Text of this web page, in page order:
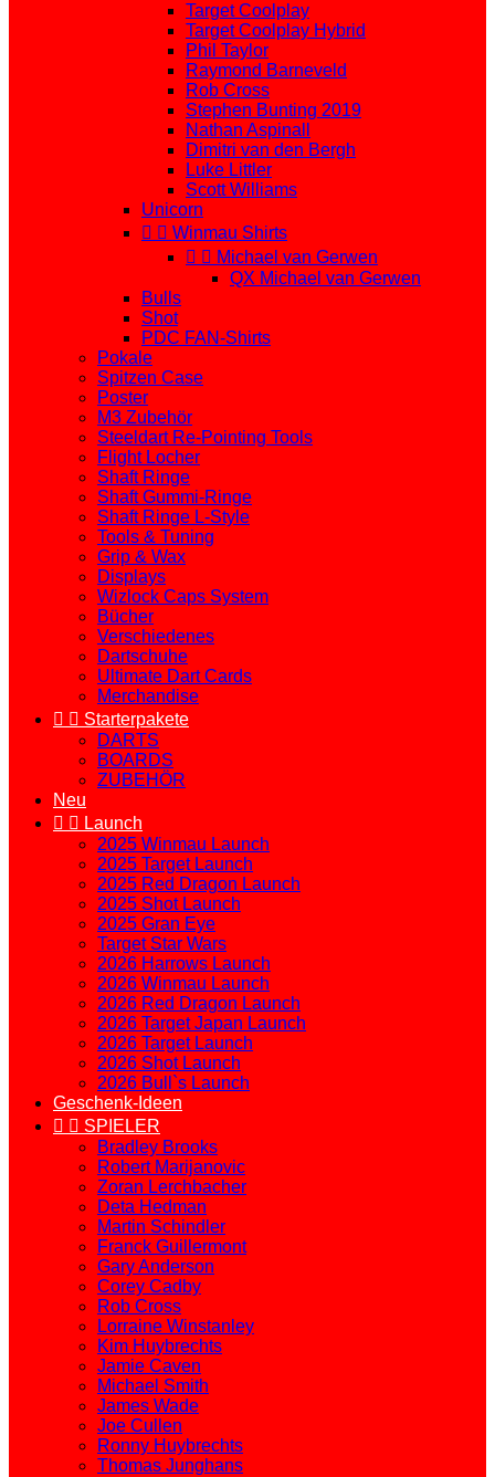
Target Coolplay
Target Coolplay Hybrid
Phil Taylor
Raymond Barneveld
Rob Cross
Stephen Bunting 2019
Nathan Aspinall
Dimitri van den Bergh
Luke Littler
Scott Williams
Unicorn
  Winmau Shirts
  Michael van Gerwen
QX Michael van Gerwen
Bulls
Shot
PDC FAN-Shirts
Pokale
Spitzen Case
Poster
M3 Zubehör
Steeldart Re-Pointing Tools
Flight Locher
Shaft Ringe
Shaft Gummi-Ringe
Shaft Ringe L-Style
Tools & Tuning
Grip & Wax
Displays
Wizlock Caps System
Bücher
Verschiedenes
Dartschuhe
Ultimate Dart Cards
Merchandise
  Starterpakete
DARTS
BOARDS
ZUBEHÖR
Neu
  Launch
2025 Winmau Launch
2025 Target Launch
2025 Red Dragon Launch
2025 Shot Launch
2025 Gran Eye
Target Star Wars
2026 Harrows Launch
2026 Winmau Launch
2026 Red Dragon Launch
2026 Target Japan Launch
2026 Target Launch
2026 Shot Launch
2026 Bull`s Launch
Geschenk-Ideen
  SPIELER
Bradley Brooks
Robert Marijanovic
Zoran Lerchbacher
Deta Hedman
Martin Schindler
Franck Guillermont
Gary Anderson
Corey Cadby
Rob Cross
Lorraine Winstanley
Kim Huybrechts
Jamie Caven
Michael Smith
James Wade
Joe Cullen
Ronny Huybrechts
Thomas Junghans